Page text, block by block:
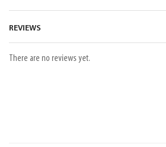
REVIEWS
There are no reviews yet.